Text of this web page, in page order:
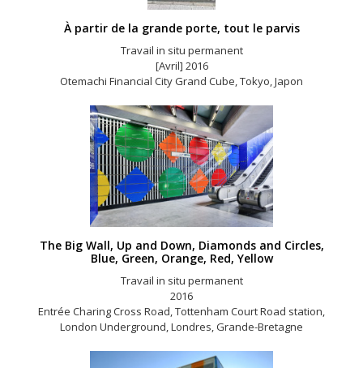
À partir de la grande porte, tout le parvis
Travail in situ permanent
[Avril] 2016
Otemachi Financial City Grand Cube, Tokyo, Japon
The Big Wall, Up and Down, Diamonds and Circles,
Blue, Green, Orange, Red, Yellow
Travail in situ permanent
2016
Entrée Charing Cross Road, Tottenham Court Road station,
London Underground, Londres, Grande-Bretagne